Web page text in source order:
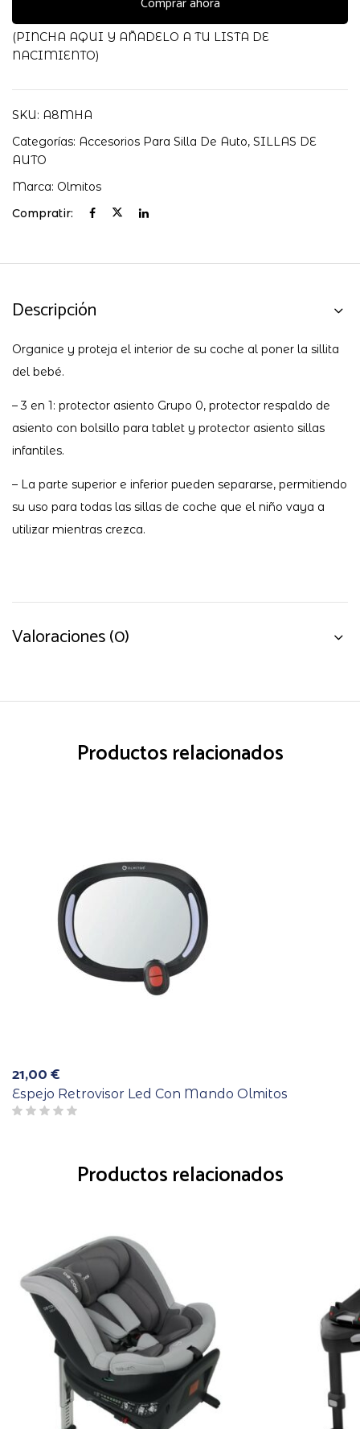
EN
1
OLMITOS
(PINCHA AQUI Y AÑADELO A TU LISTA DE
NACIMIENTO)
SKU: A8MHA
Categorías: Accesorios Para Silla De Auto, SILLAS DE
AUTO
Marca: Olmitos
Compratir:
Descripción
Organice y proteja el interior de su coche al poner la sillita
del bebé.
– 3 en 1: protector asiento Grupo 0, protector respaldo de
asiento con bolsillo para tablet y protector asiento sillas
infantiles.
– La parte superior e inferior pueden separarse, permitiendo
su uso para todas las sillas de coche que el niño vaya a
utilizar mientras crezca.
Valoraciones (0)
Productos relacionados
21,00€
Espejo Retrovisor Led Con Mando Olmitos
Productos relacionados